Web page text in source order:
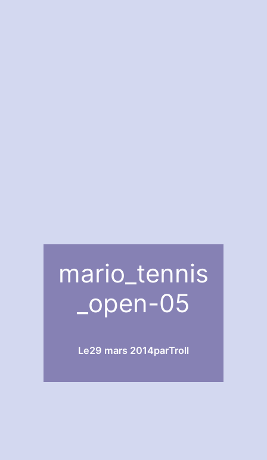
mario_tennis
_open-05
Le29 mars 2014parTroll